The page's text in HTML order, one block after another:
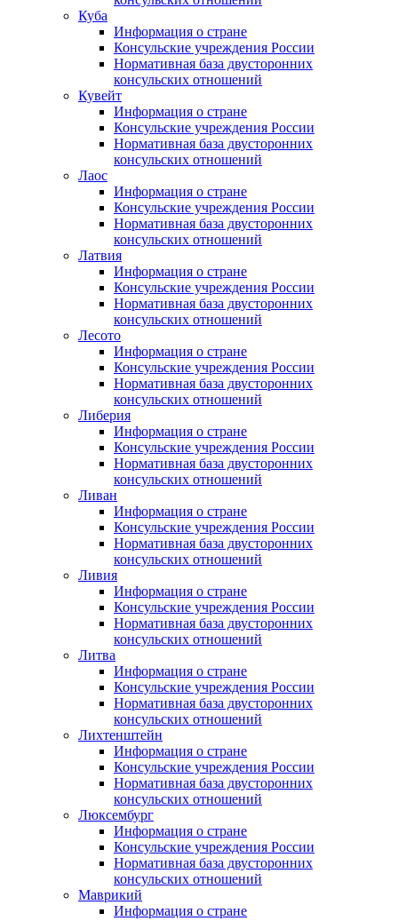
Куба
Информация о стране
Консульские учреждения России
Нормативная база двусторонних
консульских отношений
Кувейт
Информация о стране
Консульские учреждения России
Нормативная база двусторонних
консульских отношений
Лаос
Информация о стране
Консульские учреждения России
Нормативная база двусторонних
консульских отношений
Латвия
Информация о стране
Консульские учреждения России
Нормативная база двусторонних
консульских отношений
Лесото
Информация о стране
Консульские учреждения России
Нормативная база двусторонних
консульских отношений
Либерия
Информация о стране
Консульские учреждения России
Нормативная база двусторонних
консульских отношений
Ливан
Информация о стране
Консульские учреждения России
Нормативная база двусторонних
консульских отношений
Ливия
Информация о стране
Консульские учреждения России
Нормативная база двусторонних
консульских отношений
Литва
Информация о стране
Консульские учреждения России
Нормативная база двусторонних
консульских отношений
Лихтенштейн
Информация о стране
Консульские учреждения России
Нормативная база двусторонних
консульских отношений
Люксембург
Информация о стране
Консульские учреждения России
Нормативная база двусторонних
консульских отношений
Маврикий
Информация о стране